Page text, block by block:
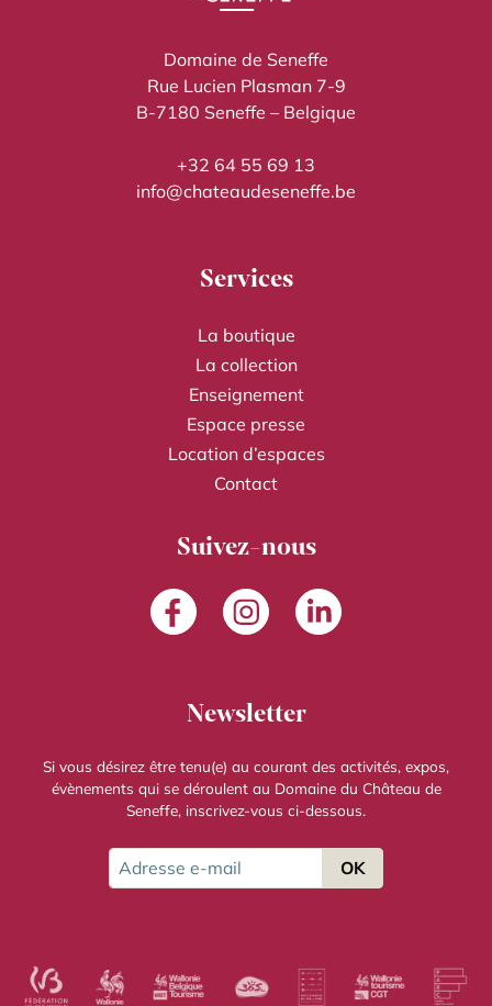
Domaine de Seneffe
Rue Lucien Plasman 7-9
B-7180 Seneffe – Belgique
+32 64 55 69 13
info@chateaudeseneffe.be
Services
La boutique
La collection
Enseignement
Espace presse
Location d’espaces
Contact
Suivez-nous
FacebookInstagramLinkedIn
Newsletter
Si vous désirez être tenu(e) au courant des activités, expos,
évènements qui se déroulent au Domaine du Château de
Seneffe, inscrivez-vous ci-dessous.
Adresse e-mail
OK